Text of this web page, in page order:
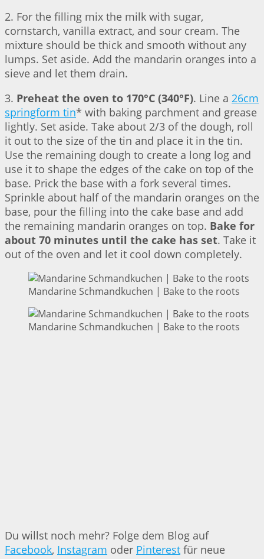
2. For the filling mix the milk with sugar,
cornstarch, vanilla extract, and sour cream. The
mixture should be thick and smooth without any
lumps. Set aside. Add the mandarin oranges into a
sieve and let them drain.
3. Preheat the oven to 170°C (340°F). Line a 26cm
springform tin* with baking parchment and grease
lightly. Set aside. Take about 2/3 of the dough, roll
it out to the size of the tin and place it in the tin.
Use the remaining dough to create a long log and
use it to shape the edges of the cake on top of the
base. Prick the base with a fork several times.
Sprinkle about half of the mandarin oranges on the
base, pour the filling into the cake base and add
the remaining mandarin oranges on top. Bake for
about 70 minutes until the cake has set. Take it
out of the oven and let it cool down completely.
Mandarine Schmandkuchen | Bake to the roots
Mandarine Schmandkuchen | Bake to the roots
Du willst noch mehr? Folge dem Blog auf
Facebook, Instagram oder Pinterest für neue